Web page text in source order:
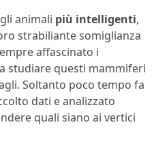
animali più intelligenti,
strabiliante somiglianza
affascinato i
studiare questi mammiferi
Soltanto poco tempo fa
dati e analizzato
quali siano ai vertici